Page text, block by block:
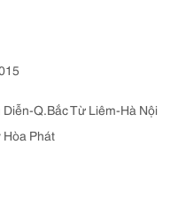
Q.Bắc Từ Liêm-Hà Nội
Hòa Phát